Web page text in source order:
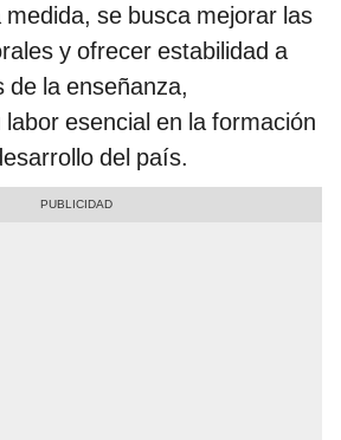
se busca mejorar las
y ofrecer estabilidad a
de la enseñanza,
esencial en la formación
del país.